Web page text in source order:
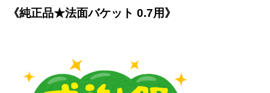
《純正品★法面バケット 0.7用》